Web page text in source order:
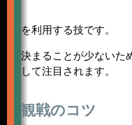
を利用する技です。
決まることが少ないた
して注目されます。
観戦のコツ